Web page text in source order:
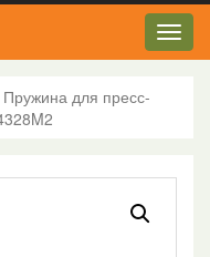
Пружина для пресс-